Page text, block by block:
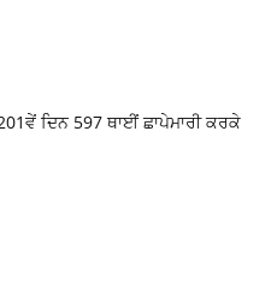
ਦਿਨ 597 ਥਾਈਂ ਛਾਪੇਮਾਰੀ ਕਰਕੇ